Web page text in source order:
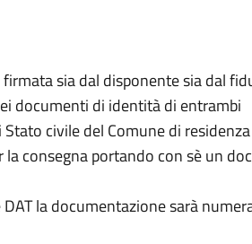
sia dal disponente sia dal
documenti di identità di entrambi
civile del Comune di residenza
consegna portando con sè un
la documentazione sarà